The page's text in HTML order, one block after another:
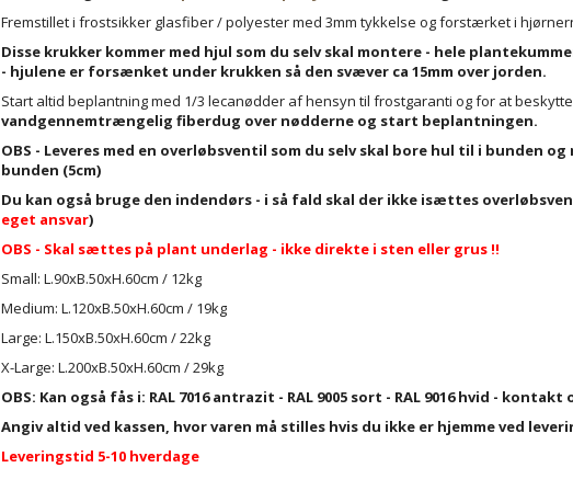
Fremstillet i frostsikker glasfiber / polyester med 3mm tykkelse og forstærket i
Disse krukker kommer med hjul som du selv skal montere - hele
- hjulene er forsænket under krukken så den svæver ca 15mm over jorden.
Start altid beplantning med 1/3 lecanødder af hensyn til frostgaranti og for at
vandgennemtrængelig fiberdug over nødderne og start beplantningen.
OBS - Leveres med en overløbsventil som du selv skal bore hul til i bunden
bunden (5cm)
Du kan også bruge den indendørs - i så fald skal der ikke isættes
eget ansvar)
OBS - Skal sættes på plant underlag - ikke direkte i sten eller grus !!
Small: L.90xB.50xH.60cm / 12kg
Medium: L.120xB.50xH.60cm / 19kg
Large: L.150xB.50xH.60cm / 22kg
X-Large: L.200xB.50xH.60cm / 29kg
OBS: Kan også fås i: RAL 7016 antrazit - RAL 9005 sort - RAL 9016 hvid -
Angiv altid ved kassen, hvor varen må stilles hvis du ikke er hjemme ved
Leveringstid 5-10 hverdage